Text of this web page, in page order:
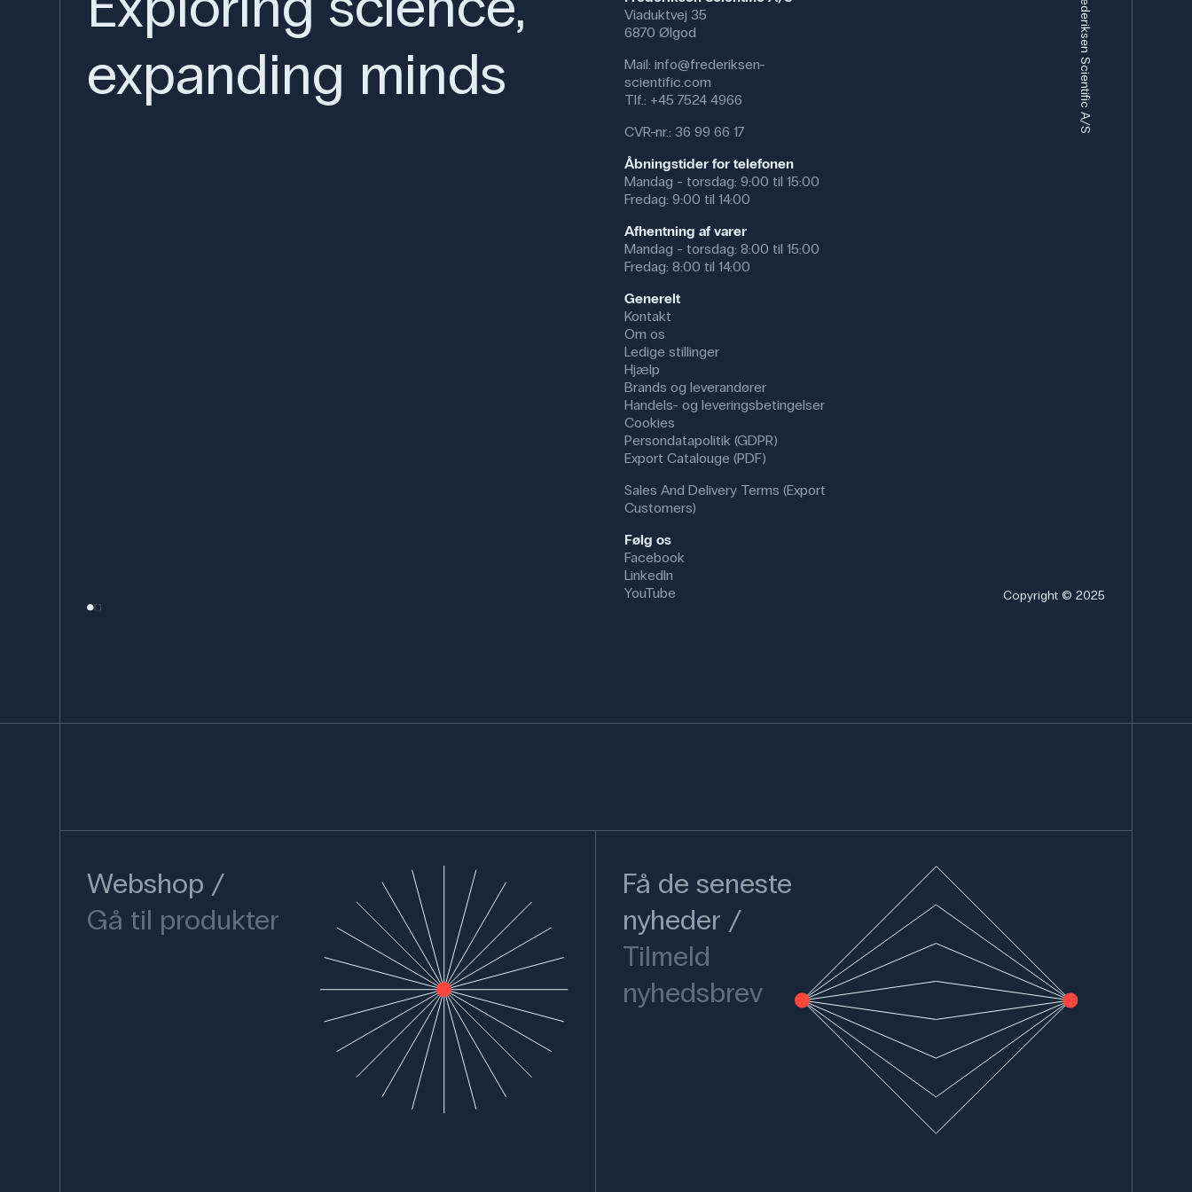
Graduering: 2 ml
Farve: Transparent
Dimensioner: (ø x h) 44 mm x 315 mm
expanding minds
Viaduktvej 35
6870 Ølgod
Mail: info@frederiksen-
scientific.com
Tlf.: +45 7524 4966
CVR-nr.: 36 99 66 17
Åbningstider for telefonen
Mandag - torsdag: 9:00 til 15:00
Fredag: 9:00 til 14:00
Afhentning af varer
Mandag - torsdag: 8:00 til 15:00
Fredag: 8:00 til 14:00
Generelt
Kontakt
Om os
Ledige stillinger
Hjælp
Brands og leverandører
Handels- og leveringsbetingelser
Cookies
Persondatapolitik (GDPR)
Export Catalouge (PDF)
Sales And Delivery Terms (Export
Customers)
Følg os
Facebook
LinkedIn
YouTube
Frederiksen Scientific A/S
Copyright © 2025
Webshop
Gå til produkter
Få de seneste
nyheder
Tilmeld
nyhedsbrev